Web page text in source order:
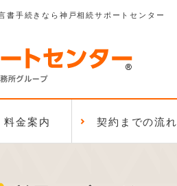
書手続きなら神戸相続サポートセンター
料金案内 契約までの流れ